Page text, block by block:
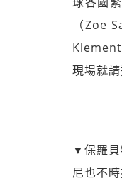
（Zoe
現場就
▼保羅貝
尼也不